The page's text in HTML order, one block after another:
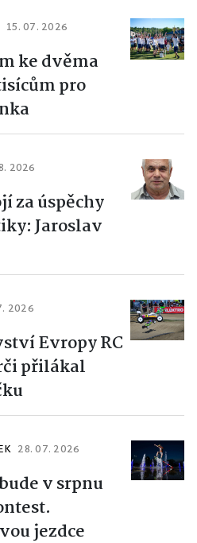
15. 07. 2026
ke dvěma
pro
2026
za úspěchy
Jaroslav
2026
Evropy RC
přilákal
28. 07. 2026
v srpnu
jezdce